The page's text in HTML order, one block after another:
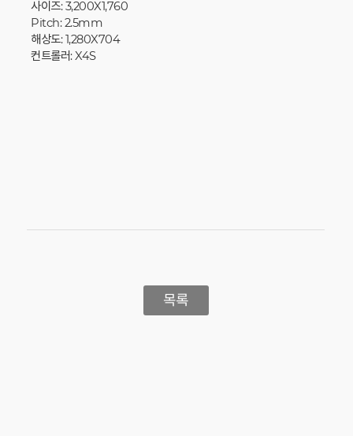
사이즈: 3,200X1,760
Pitch: 2.5mm
해상도: 1,280X704
컨트롤러: X4S
목록